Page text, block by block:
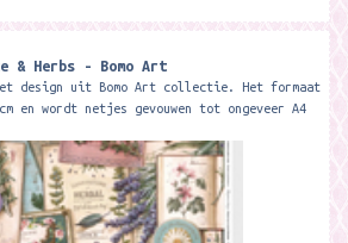
& Herbs - Bomo Art
design uit Bomo Art collectie. Het formaat
en wordt netjes gevouwen tot ongeveer A4